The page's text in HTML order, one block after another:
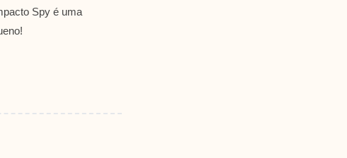
Spy é uma